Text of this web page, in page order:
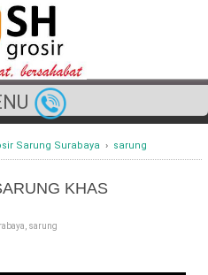
Sarung Surabaya › sarung
KHAS
sarung